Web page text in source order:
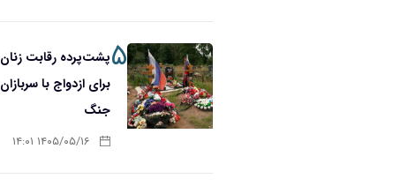
۵پشت‌پرده رقابت زنان
برای ازدواج با سربازان
جنگ
۱۴۰۵/۰۵/۱۶ ۱۴:۰۱